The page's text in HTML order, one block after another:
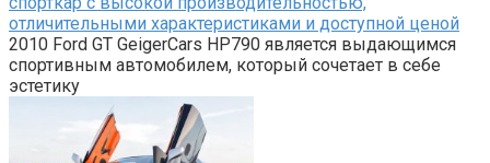
отличительными характеристиками и доступной ценой
2010 Ford GT GeigerCars HP790 является выдающимся
спортивным автомобилем, который сочетает в себе
эстетику